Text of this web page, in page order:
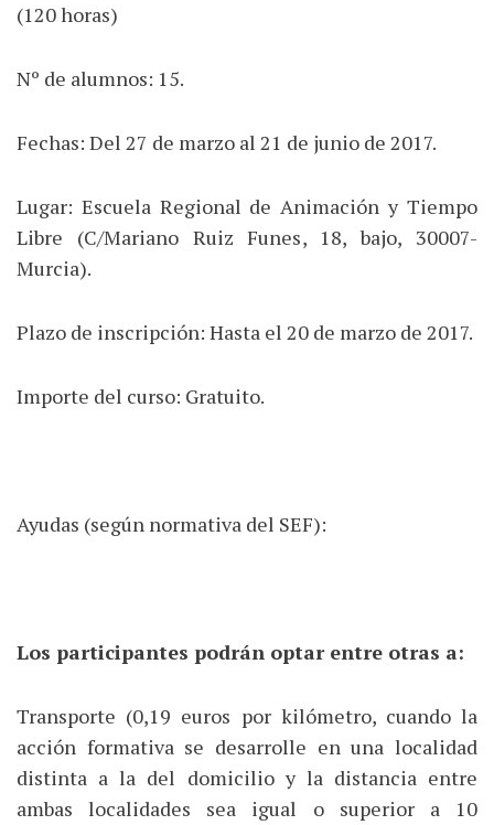
(120 horas)
Nº de alumnos: 15.
Fechas: Del 27 de marzo al 21 de junio de 2017.
Lugar: Escuela Regional de Animación y Tiempo
Libre (C/Mariano Ruiz Funes, 18, bajo, 30007-
Murcia).
Plazo de inscripción: Hasta el 20 de marzo de 2017.
Importe del curso: Gratuito.
Ayudas (según normativa del SEF):
Los participantes podrán optar entre otras a:
Transporte (0,19 euros por kilómetro, cuando la
acción formativa se desarrolle en una localidad
distinta a la del domicilio y la distancia entre
ambas localidades sea igual o superior a 10